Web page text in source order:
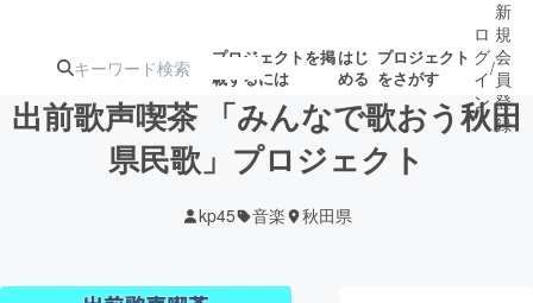
プロジェクトを掲
載するには
はじ
める
プロジェクト
をさがす
注目の新着プロ
ジェクト
募集終了が近いプ
ロジェクト
ロ
グ
イ
ン
/
新
規
会
員
登
録
出前歌声喫茶 「みんなで歌おう秋田
県民歌」プロジェクト
kp45 音楽 秋田県